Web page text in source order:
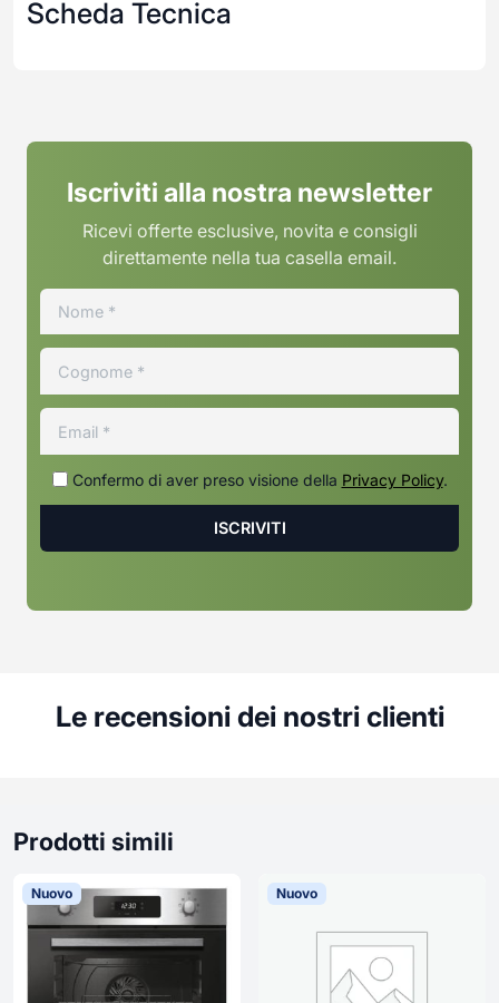
Scheda Tecnica
Iscriviti alla nostra newsletter
Ricevi offerte esclusive, novita e consigli
direttamente nella tua casella email.
Confermo di aver preso visione della Privacy Policy.
Le recensioni dei nostri clienti
Prodotti simili
Nuovo Nuovo